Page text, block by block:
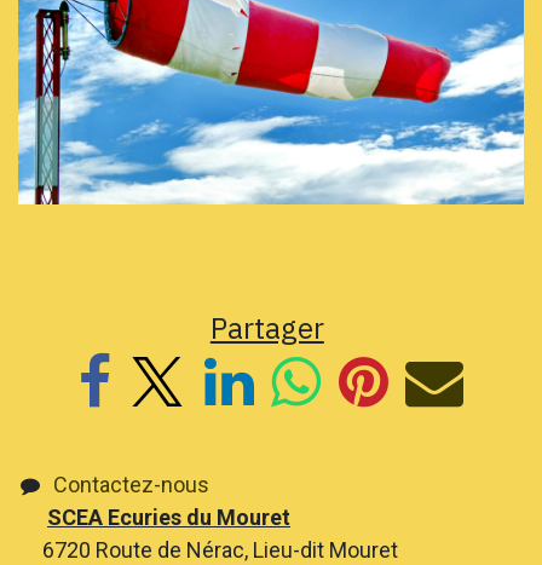
Partager
Contactez-nous
SCEA Ecuries du Mouret
6720 Route de Nérac, Lieu-dit Mouret